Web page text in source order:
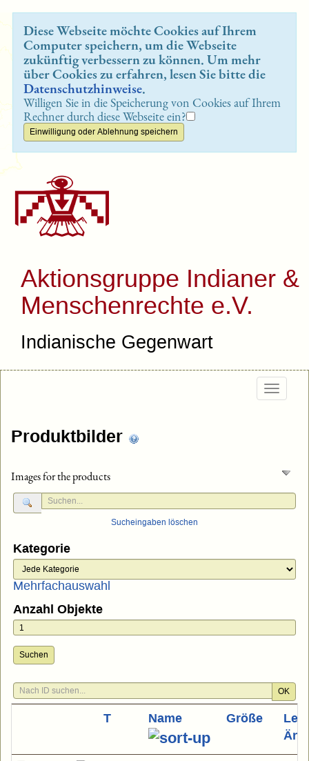
Diese Webseite möchte Cookies auf Ihrem
Computer speichern, um die Webseite
zukünftig verbessern zu können. Um mehr
über Cookies zu erfahren, lesen Sie bitte die
Datenschutzhinweise.
Willigen Sie in die Speicherung von Cookies auf Ihrem
Rechner durch diese Webseite ein?
Aktionsgruppe Indianer &
Menschenrechte e.V.
Indianische Gegenwart
Produktbilder
Images for the products
Sucheingaben löschen
Kategorie
Mehrfachauswahl
Anzahl Objekte
Suchen
OK
T Name Größe